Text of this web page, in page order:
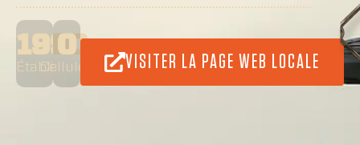
Établi
1990
Cellules
0
VISITER LA PAGE WEB LOCALE